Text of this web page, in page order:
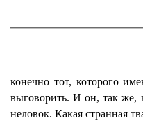
конечно тот, которого
выговорить. И он, так же,
неловок. Какая странная